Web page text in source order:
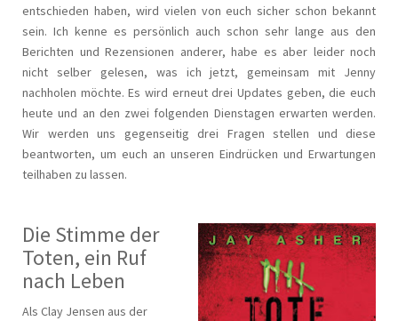
entschieden haben, wird vielen von euch sicher schon bekannt
sein. Ich kenne es persönlich auch schon sehr lange aus den
Berichten und Rezensionen anderer, habe es aber leider noch
nicht selber gelesen, was ich jetzt, gemeinsam mit Jenny
nachholen möchte. Es wird erneut drei Updates geben, die euch
heute und an den zwei folgenden Dienstagen erwarten werden.
Wir werden uns gegenseitig drei Fragen stellen und diese
beantworten, um euch an unseren Eindrücken und Erwartungen
teilhaben zu lassen.
Die Stimme der
Toten, ein Ruf
nach Leben
Als Clay Jensen aus der